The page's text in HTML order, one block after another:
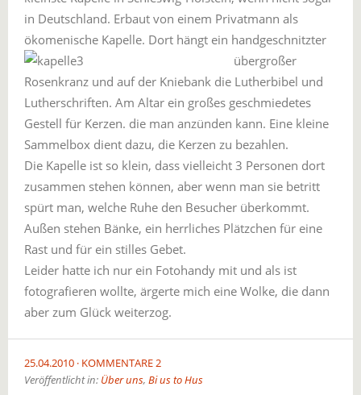
in Deutschland. Erbaut von einem Privatmann als
ökomenische Kapelle. Dort hängt ein handgeschnitzter
übergroßer
Rosenkranz und auf der Kniebank die Lutherbibel und
Lutherschriften. Am Altar ein großes geschmiedetes
Gestell für Kerzen. die man anzünden kann. Eine kleine
Sammelbox dient dazu, die Kerzen zu bezahlen.
Die Kapelle ist so klein, dass vielleicht 3 Personen dort
zusammen stehen können, aber wenn man sie betritt
spürt man, welche Ruhe den Besucher überkommt.
Außen stehen Bänke, ein herrliches Plätzchen für eine
Rast und für ein stilles Gebet.
Leider hatte ich nur ein Fotohandy mit und als ist
fotografieren wollte, ärgerte mich eine Wolke, die dann
aber zum Glück weiterzog.
25.04.2010 KOMMENTARE 2
Veröffentlicht in: Über uns, Bi us to Hus